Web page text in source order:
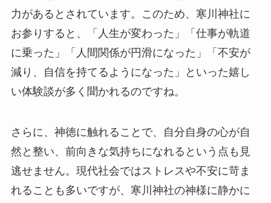
力があるとされています。このため、寒川神社に
お参りすると、「人生が変わった」「仕事が軌道
に乗った」「人間関係が円滑になった」「不安が
減り、自信を持てるようになった」といった嬉し
い体験談が多く聞かれるのですね。
さらに、神徳に触れることで、自分自身の心が自
然と整い、前向きな気持ちになれるという点も見
逃せません。現代社会ではストレスや不安に苛ま
れることも多いですが、寒川神社の神様に静かに